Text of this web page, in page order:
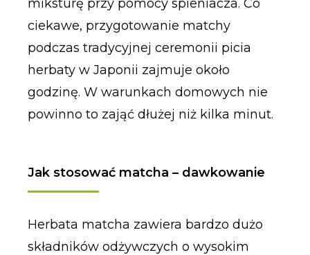
miksturę przy pomocy spieniacza. Co
ciekawe, przygotowanie matchy
podczas tradycyjnej ceremonii picia
herbaty w Japonii zajmuje około
godzinę. W warunkach domowych nie
powinno to zająć dłużej niż kilka minut.
Jak stosować matcha – dawkowanie
Herbata matcha zawiera bardzo dużo
składników odżywczych o wysokim